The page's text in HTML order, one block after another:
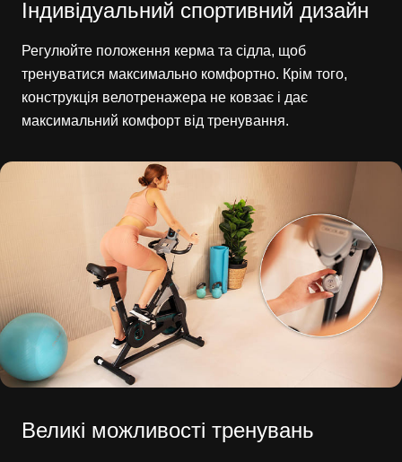
Індивідуальний спортивний дизайн
Регулюйте положення керма та сідла, щоб
тренуватися максимально комфортно. Крім того,
конструкція велотренажера не ковзає і дає
максимальний комфорт від тренування.
Великі можливості тренувань